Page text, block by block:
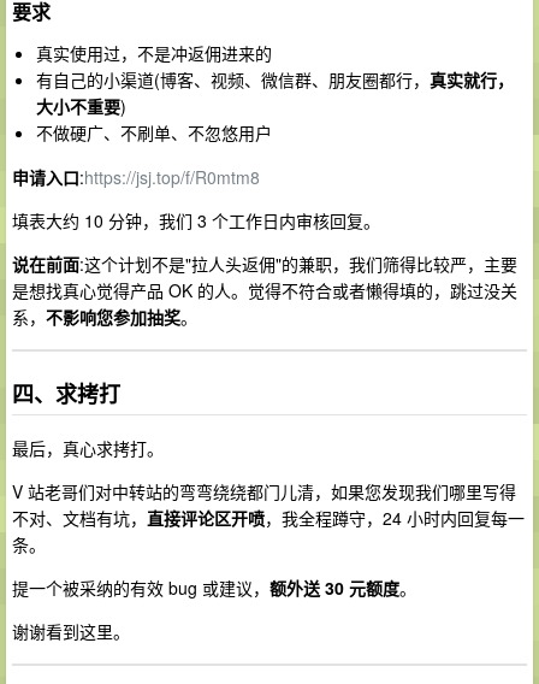
要求
真实使用过，不是冲返佣进来的
有自己的小渠道(博客、视频、微信群、朋友圈都行， 真实就行，
大小不重要)
不做硬广、不刷单、不忽悠用户
申请入口:https://jsj.top/f/R0mtm8
填表大约 10 分钟，我们 3 个工作日内审核回复。
说在前面:这个计划不是"拉人头返佣"的兼职，我们筛得比较严，主要
是想找真心觉得产品 OK 的人。觉得不符合或者懒得填的，跳过没关
系， 不影响您参加抽奖。
四、求拷打
最后，真心求拷打。
V 站老哥们对中转站的弯弯绕绕都门儿清，如果您发现我们哪里写得
不对、文档有坑， 直接评论区开喷，我全程蹲守，24 小时内回复每一
条。
提一个被采纳的有效 bug 或建议， 额外送 30 元额度。
谢谢看到这里。